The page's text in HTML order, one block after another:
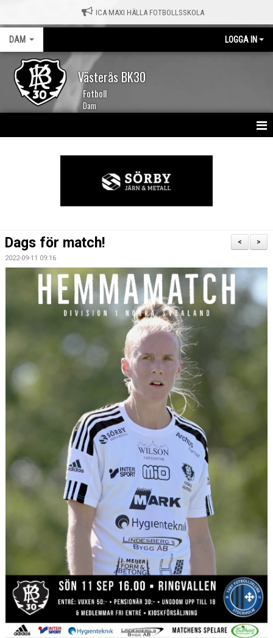
ICA MAXI HÄLLA FOTBOLLSSKOLA
DAM LOGGA IN
Västerås BK30
Fotboll
Dam
MATCHER
>
<
Dags för match!
2022-09-11 09:16